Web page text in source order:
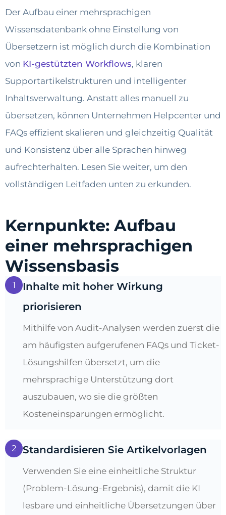
Der Aufbau einer mehrsprachigen
Wissensdatenbank ohne Einstellung von
Übersetzern ist möglich durch die Kombination
von KI-gestützten Workflows, klaren
Supportartikelstrukturen und intelligenter
Inhaltsverwaltung. Anstatt alles manuell zu
übersetzen, können Unternehmen Helpcenter und
FAQs effizient skalieren und gleichzeitig Qualität
und Konsistenz über alle Sprachen hinweg
aufrechterhalten. Lesen Sie weiter, um den
vollständigen Leitfaden unten zu erkunden.
Kernpunkte: Aufbau
einer mehrsprachigen
Wissensbasis
1
Inhalte mit hoher Wirkung
priorisieren
Mithilfe von Audit-Analysen werden zuerst die
am häufigsten aufgerufenen FAQs und Ticket-
Lösungshilfen übersetzt, um die
mehrsprachige Unterstützung dort
auszubauen, wo sie die größten
Kosteneinsparungen ermöglicht.
2 Standardisieren Sie Artikelvorlagen
Verwenden Sie eine einheitliche Struktur
(Problem-Lösung-Ergebnis), damit die KI
lesbare und einheitliche Übersetzungen über